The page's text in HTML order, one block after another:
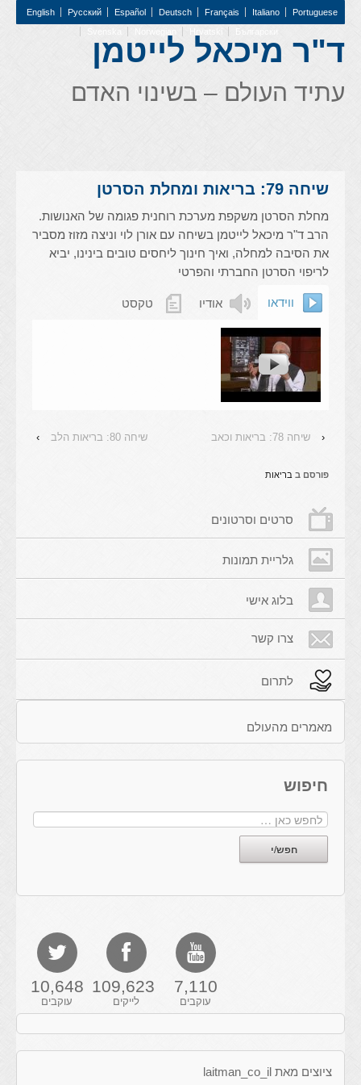
English Pусский Español Deutsch Français Italiano
Portuguese
Hrvatski
ד"ר מיכאל לייטמן
עתיד העולם – בשינוי האדם
שיחה 79: בריאות ומחלת הסרטן
מחלת הסרטן משקפת מערכת רוחנית פגומה של האנושות.
הרב ד"ר מיכאל לייטמן בשיחה עם אורן לוי וניצה מזוז מסביר
את הסיבה למחלה, ואיך חינוך ליחסים טובים בינינו, יביא
לריפוי הסרטן החברתי והפרטי
ווידאו אודיו טקסט
‹ שיחה 78: בריאות וכאב שיחה 80: בריאות הלב ›
פורסם ב בריאות
סרטים וסרטונים
גלריית תמונות
בלוג אישי
צרו קשר
לתרום
מאמרים מהעולם
חיפוש
10,648
עוקבים
109,623
לייקים
7,110
עוקבים
ציוצים מאת laitman_co_il